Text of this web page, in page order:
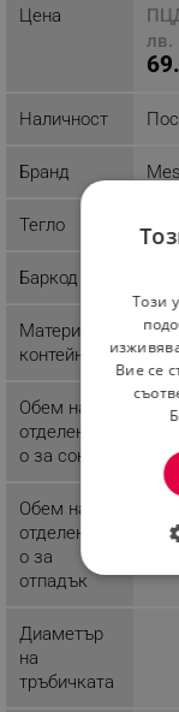
Цена
лв.
Наличност
Бранд
Тегло 3 kg
Баркод
Материал
контейнер
Обем на
отделениет
о за сок
Обем на
отделениет
о за
отпадък
Диаметър
на
тръбичката
Този
Вие се